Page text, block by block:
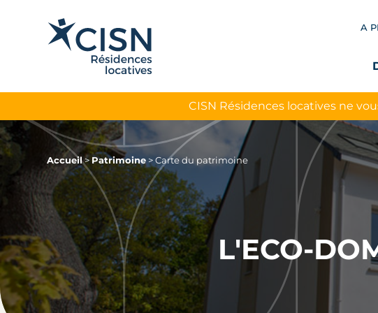
A
CISN Résidences locatives ne
Accueil> Patrimoine >Carte du patrimoine
L'ECO-